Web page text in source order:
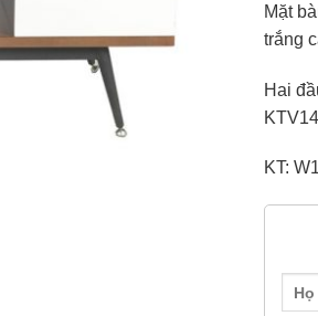
Mặt
trắng
Hai
KTV14
KT: